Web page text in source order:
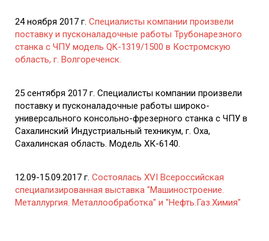
24 ноября 2017 г. Специалисты компании произвели
поставку и пусконаладочные работы Трубонарезного
станка с ЧПУ модель QK-1319/1500 в Костромскую
область, г. Волгореченск.
25 сентября 2017 г. Специалисты компании произвели
поставку и пусконаладочные работы широко-
универсального консольно-фрезерного станка с ЧПУ в
Сахалинский Индустриальный техникум, г. Оха,
Сахалинская область. Модель ХК-6140.
12.09-15.09.2017 г. Состоялась XVI Всероссийская
специализированная выставка "Машиностроение.
Металлургия. Металлообработка" и "Нефть.Газ.Химия"